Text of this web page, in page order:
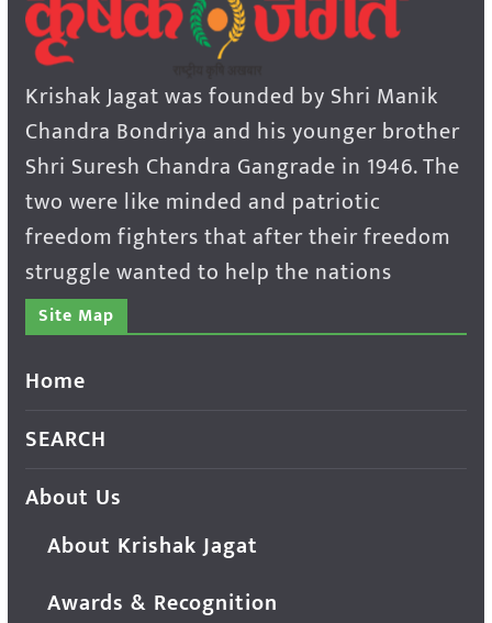
Krishak Jagat was founded by Shri Manik
Chandra Bondriya and his younger brother
Shri Suresh Chandra Gangrade in 1946. The
two were like minded and patriotic
freedom fighters that after their freedom
struggle wanted to help the nations
Site Map
Home
SEARCH
About Us
About Krishak Jagat
Awards & Recognition